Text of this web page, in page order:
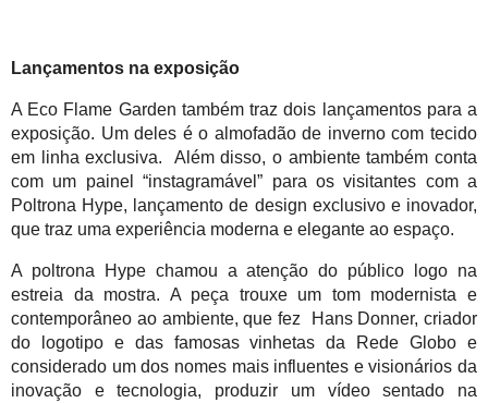
Lançamentos na exposição
A Eco Flame Garden também traz dois lançamentos para a
exposição. Um deles é o almofadão de inverno com tecido
em linha exclusiva.  Além disso, o ambiente também conta
com um painel “instagramável” para os visitantes com a
Poltrona Hype, lançamento de design exclusivo e inovador,
que traz uma experiência moderna e elegante ao espaço.
A poltrona Hype chamou a atenção do público logo na
estreia da mostra. A peça trouxe um tom modernista e
contemporâneo ao ambiente, que fez  Hans Donner, criador
do logotipo e das famosas vinhetas da Rede Globo e
considerado um dos nomes mais influentes e visionários da
inovação e tecnologia, produzir um vídeo sentado na